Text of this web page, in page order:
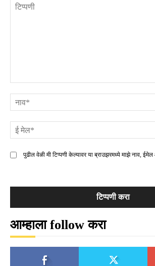
पुढील वेळी मी टिप्पणी केल्यावर या ब्राउझरमध्ये माझे नाव,
आम्हाला follow करा